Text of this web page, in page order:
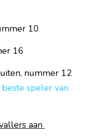
10
16
nummer 12
speler van
aan